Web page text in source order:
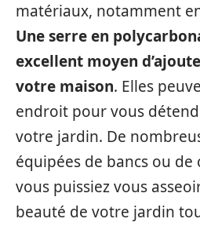
matériaux, notamment
Une serre en
excellent moyen
votre maison. Elles
endroit pour vous
votre jardin. De
équipées de bancs ou de
vous puissiez vous
beauté de votre jardin